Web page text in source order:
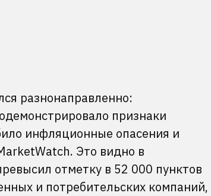
разнонаправленно:
признаки
инфляционные опасения и
Это видно в
отметку в 52 000 пунктов
и потребительских компаний,